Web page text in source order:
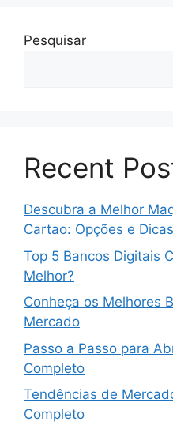
Pesquisar
Recent
Descubra a Melhor
Cartao: Opções e
Top 5 Bancos Digitais
Melhor?
Conheça os Melhores
Mercado
Passo a Passo para
Completo
Tendências de
Completo